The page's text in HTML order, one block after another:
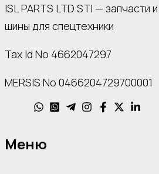
ISL PARTS LTD STI — запчасти и
шины для спецтехники
Tax Id No 4662047297
MERSIS No 0466204729700001
Меню